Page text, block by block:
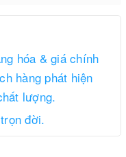
hóa & giá chính
hàng phát hiện
lượng.
đời.